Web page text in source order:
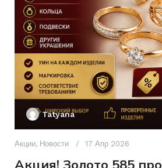
Tatyana
Акции, Новости 17 Апр 2026
Акция! Золото 585